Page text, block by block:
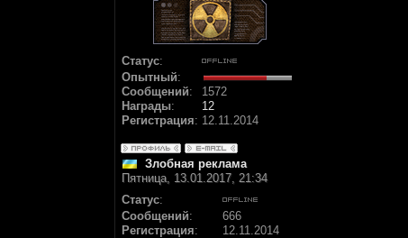
Статус:
Опытный:
Сообщений:
1572
Награды:
12
Регистрация: 12.11.2014
Злобная реклама
Пятница, 13.01.2017, 21:34
Статус:
Сообщений:
666
Регистрация: 12.11.2014